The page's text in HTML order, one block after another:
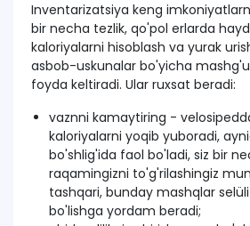
Inventarizatsiya keng
bir necha tezlik, qo'pol erlarda
kaloriyalarni hisoblash va yurak
asbob-uskunalar bo'yicha
foyda keltiradi. Ular ruxsat beradi:
vaznni kamaytiring -
kaloriyalarni yoqib yuboradi,
bo'shlig'ida faol bo'ladi, siz bir
raqamingizni to'g'rilashingiz
tashqari, bunday mashqlar
bo'lishga yordam beradi;